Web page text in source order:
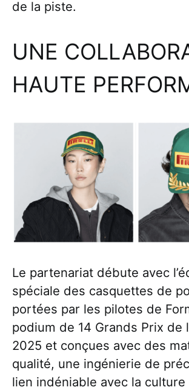
de la piste.
UNE
HAUTE
Le partenariat débute avec
spéciale des casquettes de
portées par les pilotes de
podium de 14 Grands Prix de
2025 et conçues avec des
qualité, une ingénierie de
lien indéniable avec la culture